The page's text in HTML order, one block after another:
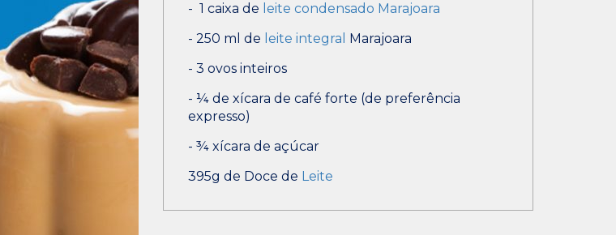
- 1 caixa de leite condensado Marajoara
- 250 ml de leite integral
Marajoara
- 3 ovos inteiros
- ¼ de xícara de café forte (de preferência
expresso)
- ¾ xícara de açúcar
395g de Doce de Leite